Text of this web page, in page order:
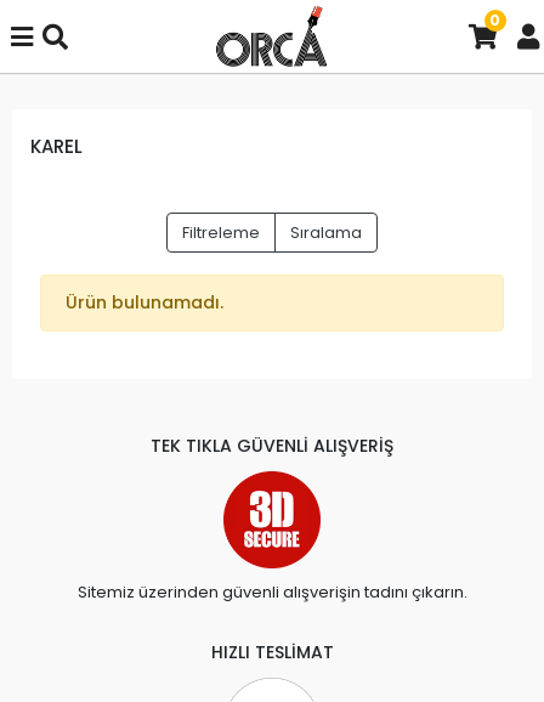
0
KAREL
Filtreleme Sıralama
Ürün bulunamadı.
TEK TIKLA GÜVENLİ ALIŞVERİŞ
Sitemiz üzerinden güvenli alışverişin tadını çıkarın.
HIZLI TESLİMAT